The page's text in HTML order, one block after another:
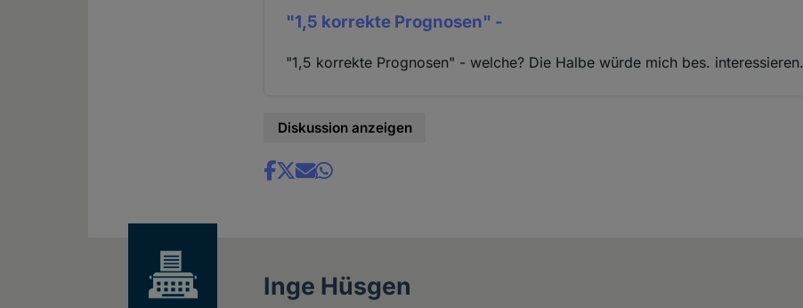
"1,5 korrekte Prognosen" -
"1,5 korrekte Prognosen" - welche? Die Halbe würde mich bes. interessieren.
Diskussion anzeigen
Share
Inge Hüsgen